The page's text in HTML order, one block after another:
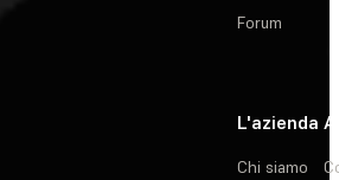
Forum
L'azienda
Chi siamo